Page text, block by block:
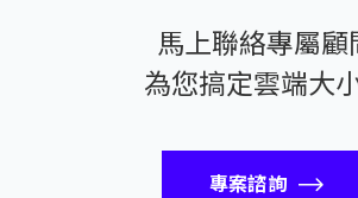
馬上聯絡專屬顧
為您搞定雲端大
專案諮詢